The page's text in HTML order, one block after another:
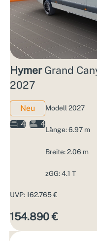
HymerGrand
2027
Neu
4
4
Modell 2027
Länge: 6.97 m
Breite: 2.06 m
zGG: 4.1 T
UVP: 162.765 €
154.890 €